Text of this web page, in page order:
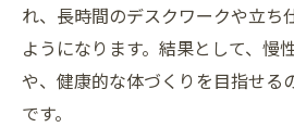
れ、長時間のデスクワークや立ち
ようになります。結果として、慢
や、健康的な体づくりを目指せる
です。